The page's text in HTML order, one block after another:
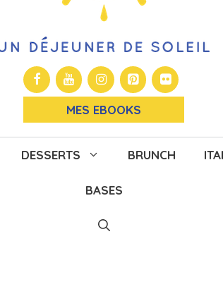
MES EBOOKS
DESSERTS BRUNCH
BASES